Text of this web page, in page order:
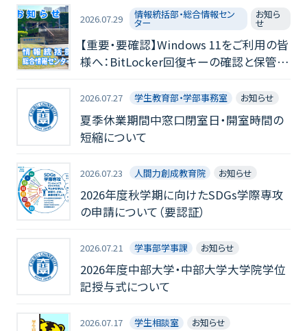
2026.07.29 情報統括部・総合情報セン
ター
お知ら
せ
【重要・要確認】Windows 11をご利用の皆
様へ：BitLocker回復キーの確認と保管の
2026.07.27 学生教育部・学部事務室 お知らせ
夏季休業期間中窓口閉室日・開室時間の
短縮について
2026.07.23 人間力創成教育院 お知らせ
2026年度秋学期に向けたSDGs学際専攻
の申請について（要認証）
2026.07.21 学事部学事課 お知らせ
2026年度中部大学・中部大学大学院学位
記授与式について
2026.07.17 学生相談室 お知らせ